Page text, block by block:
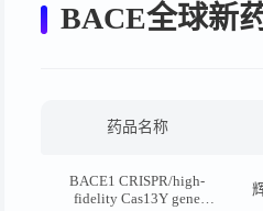
BACE全球新
药品名称
BACE1 CRISPR/high-
fidelity Cas13Y gene